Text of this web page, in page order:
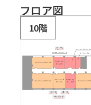
フロア図
10階